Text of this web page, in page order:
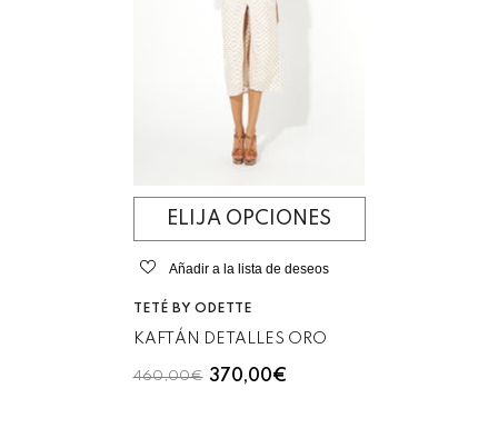
ELIJA OPCIONES
Añadir a la lista de deseos
VENDEDOR:
TETÉ BY ODETTE
KAFTÁN DETALLES ORO
460,00€ 370,00€